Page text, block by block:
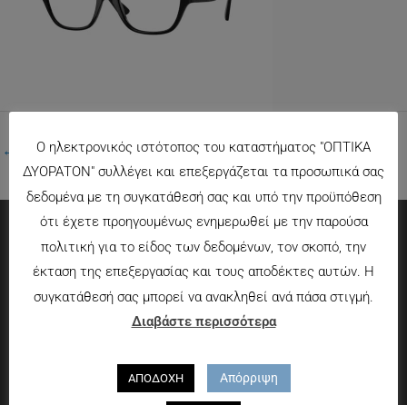
← Προηγούμενο Πολυμέσα
Πληροφορίες
Τρόποι πληρωμής
Τρόποι αποστολής
Που θα μας βρείτε
Ο ηλεκτρονικός ιστότοπος του καταστήματος "ΟΠΤΙΚΑ
ΔΥΟΡΑΤΟΝ" συλλέγει και επεξεργάζεται τα προσωπικά σας
δεδομένα με τη συγκατάθεσή σας και υπό την προϋπόθεση
ότι έχετε προηγουμένως ενημερωθεί με την παρούσα
πολιτική για το είδος των δεδομένων, τον σκοπό, την
έκταση της επεξεργασίας και τους αποδέκτες αυτών. Η
συγκατάθεσή σας μπορεί να ανακληθεί ανά πάσα στιγμή.
Διαβάστε περισσότερα
ΑΠΟΔΟΧΗ Απόρριψη